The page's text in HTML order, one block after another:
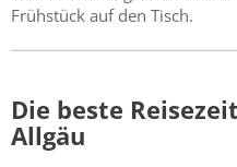
Frühstück auf den Tisch.
Die beste
Allgäu